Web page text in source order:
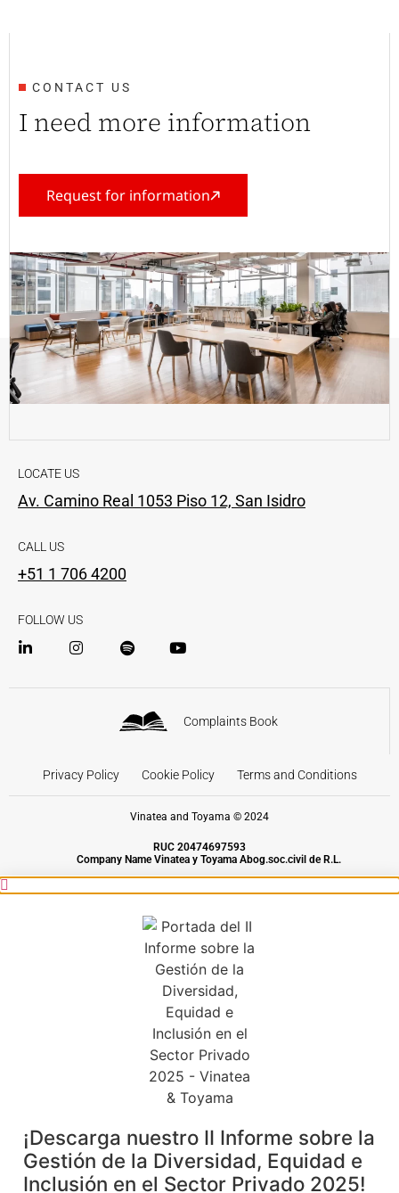
CONTACT US
I need more information
Request for information
LOCATE US
Av. Camino Real 1053 Piso 12, San Isidro
CALL US
+51 1 706 4200
FOLLOW US
Complaints Book
Privacy Policy Cookie Policy Terms and Conditions
Vinatea and Toyama © 2024
RUC 20474697593
Company Name Vinatea y Toyama Abog.soc.civil de R.L.
¡Descarga nuestro II Informe sobre la
Gestión de la Diversidad, Equidad e
Inclusión en el Sector Privado 2025!